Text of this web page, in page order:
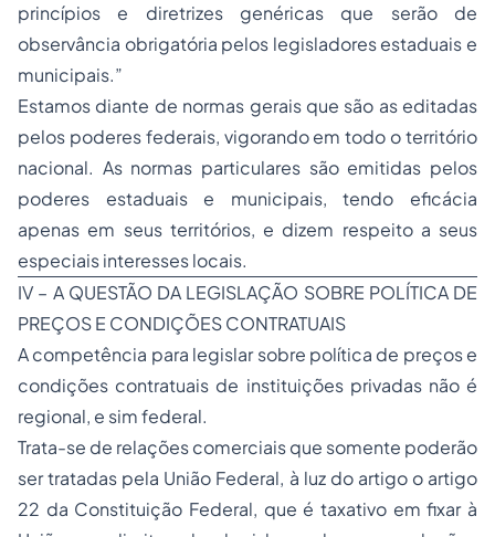
princípios e diretrizes genéricas que serão de
observância obrigatória pelos legisladores estaduais e
municipais.”
Estamos diante de normas gerais que são as editadas
pelos poderes federais, vigorando em todo o território
nacional. As normas particulares são emitidas pelos
poderes estaduais e municipais, tendo eficácia
apenas em seus territórios, e dizem respeito a seus
especiais interesses locais.
IV – A QUESTÃO DA LEGISLAÇÃO SOBRE POLÍTICA DE
PREÇOS E CONDIÇÕES CONTRATUAIS
A competência para legislar sobre política de preços e
condições contratuais de instituições privadas não é
regional, e sim federal.
Trata-se de relações comerciais que somente poderão
ser tratadas pela União Federal, à luz do artigo o artigo
22 da Constituição Federal, que é taxativo em fixar à